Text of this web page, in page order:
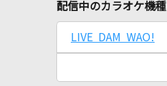
配信中のカラオケ機種
LIVE DAM WAO!